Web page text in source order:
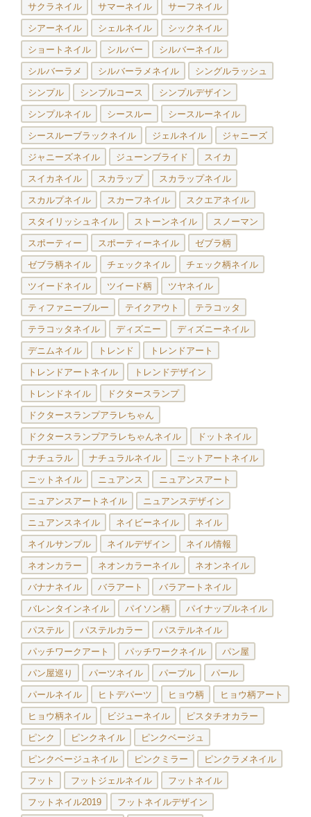
サクラネイル サマーネイル サーフネイル
シアーネイル シェルネイル シックネイル
ショートネイル シルバー シルバーネイル
シルバーラメ シルバーラメネイル シングルラッシュ
シンプル シンプルコース シンプルデザイン
シンプルネイル シースルー シースルーネイル
シースルーブラックネイル ジェルネイル ジャニーズ
ジャニーズネイル ジューンブライド スイカ
スイカネイル スカラップ スカラップネイル
スカルプネイル スカーフネイル スクエアネイル
スタイリッシュネイル ストーンネイル スノーマン
スポーティー スポーティーネイル ゼブラ柄
ゼブラ柄ネイル チェックネイル チェック柄ネイル
ツイードネイル ツイード柄 ツヤネイル
ティファニーブルー テイクアウト テラコッタ
テラコッタネイル ディズニー ディズニーネイル
デニムネイル トレンド トレンドアート
トレンドアートネイル トレンドデザイン
トレンドネイル ドクタースランプ
ドクタースランプアラレちゃん
ドクタースランプアラレちゃんネイル ドットネイル
ナチュラル ナチュラルネイル ニットアートネイル
ニットネイル ニュアンス ニュアンスアート
ニュアンスアートネイル ニュアンスデザイン
ニュアンスネイル ネイビーネイル ネイル
ネイルサンプル ネイルデザイン ネイル情報
ネオンカラー ネオンカラーネイル ネオンネイル
バナナネイル バラアート バラアートネイル
バレンタインネイル パイソン柄 パイナップルネイル
パステル パステルカラー パステルネイル
パッチワークアート パッチワークネイル パン屋
パン屋巡り パーツネイル パープル パール
パールネイル ヒトデパーツ ヒョウ柄 ヒョウ柄アート
ヒョウ柄ネイル ビジューネイル ピスタチオカラー
ピンク ピンクネイル ピンクベージュ
ピンクベージュネイル ピンクミラー ピンクラメネイル
フット フットジェルネイル フットネイル
フットネイル2019 フットネイルデザイン